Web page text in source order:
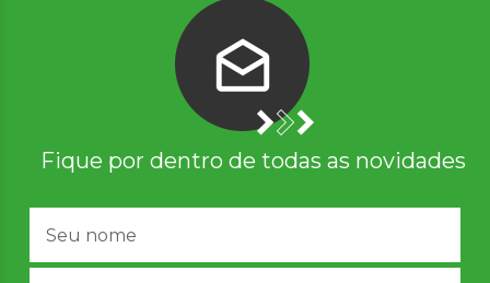
Fique por dentro de todas as novidades